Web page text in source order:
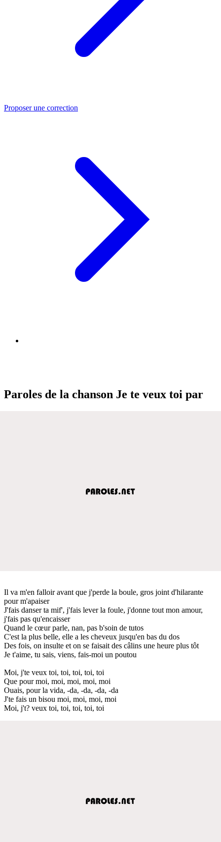
Proposer une correction
Paroles de la chanson Je te veux toi par
Il va m'en falloir avant que j'perde la boule, gros joint d'hilarante
pour m'apaiser
J'fais danser ta mif', j'fais lever la foule, j'donne tout mon amour,
j'fais pas qu'encaisser
Quand le cœur parle, nan, pas b'soin de tutos
C'est la plus belle, elle a les cheveux jusqu'en bas du dos
Des fois, on insulte et on se faisait des câlins une heure plus tôt
Je t'aime, tu sais, viens, fais-moi un poutou
Moi, j'te veux toi, toi, toi, toi, toi
Que pour moi, moi, moi, moi, moi
Ouais, pour la vida, -da, -da, -da, -da
J'te fais un bisou moi, moi, moi, moi
Moi, j't? veux toi, toi, toi, toi, toi